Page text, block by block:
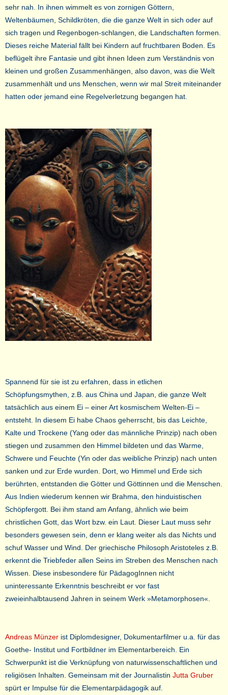
sehr nah. In ihnen wimmelt es von zornigen Göttern,
Weltenbäumen, Schildkröten, die die ganze Welt in sich oder auf
sich tragen und Regenbogen-schlangen, die Landschaften formen.
Dieses reiche Material fällt bei Kindern auf fruchtbaren Boden. Es
beflügelt ihre Fantasie und gibt ihnen Ideen zum Verständnis von
kleinen und großen Zusammenhängen, also davon, was die Welt
zusammenhält und uns Menschen, wenn wir mal Streit miteinander
hatten oder jemand eine Regelverletzung begangen hat.
Spannend für sie ist zu erfahren, dass in etlichen
Schöpfungsmythen, z.B. aus China und Japan, die ganze Welt
tatsächlich aus einem Ei – einer Art kosmischem Welten-Ei –
entsteht. In diesem Ei habe Chaos geherrscht, bis das Leichte,
Kalte und Trockene (Yang oder das männliche Prinzip) nach oben
stiegen und zusammen den Himmel bildeten und das Warme,
Schwere und Feuchte (Yin oder das weibliche Prinzip) nach unten
sanken und zur Erde wurden. Dort, wo Himmel und Erde sich
berührten, entstanden die Götter und Göttinnen und die Menschen.
Aus Indien wiederum kennen wir Brahma, den hinduistischen
Schöpfergott. Bei ihm stand am Anfang, ähnlich wie beim
christlichen Gott, das Wort bzw. ein Laut. Dieser Laut muss sehr
besonders gewesen sein, denn er klang weiter als das Nichts und
schuf Wasser und Wind. Der griechische Philosoph Aristoteles z.B.
erkennt die Triebfeder allen Seins im Streben des Menschen nach
Wissen. Diese insbesondere für PädagogInnen nicht
uninteressante Erkenntnis beschreibt er vor fast
zweieinhalbtausend Jahren in seinem Werk »Metamorphosen«.
Andreas Münzer ist Diplomdesigner, Dokumentarfilmer u.a. für das
Goethe- Institut und Fortbildner im Elementarbereich. Ein
Schwerpunkt ist die Verknüpfung von naturwissenschaftlichen und
religiösen Inhalten. Gemeinsam mit der Journalistin Jutta Gruber
spürt er Impulse für die Elementarpädagogik auf.